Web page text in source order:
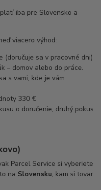
iba pre Slovensko a
viacero výhod:
(doručuje sa v pracovné dni)
– domov alebo do práce.
s vami, kde je vám
330 €
o doručenie, druhý pokus
Parcel Service si vyberiete
na Slovensku, kam si tovar